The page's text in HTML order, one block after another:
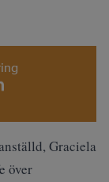
Graciela
över